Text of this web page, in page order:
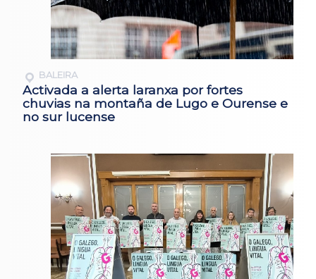
BALEIRA
Activada a alerta laranxa por fortes
chuvias na montaña de Lugo e Ourense e
no sur lucense